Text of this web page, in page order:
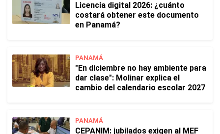
Licencia digital 2026: ¿cuánto
costará obtener este documento
en Panamá?
PANAMÁ
"En diciembre no hay ambiente para
dar clase": Molinar explica el
cambio del calendario escolar 2027
PANAMÁ
CEPANIM: jubilados exigen al MEF